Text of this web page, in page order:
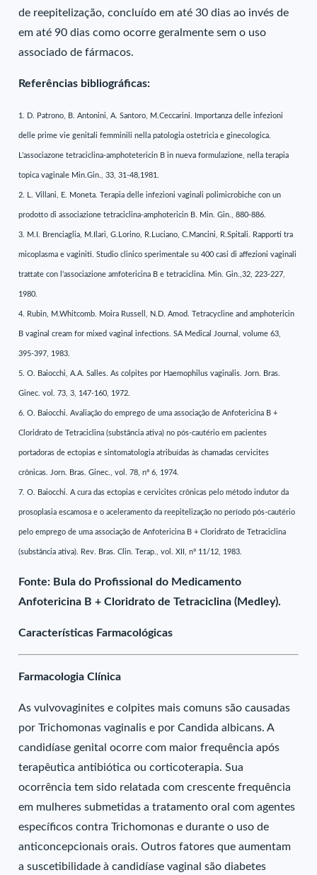
de reepitelização, concluído em até 30 dias ao invés de
em até 90 dias como ocorre geralmente sem o uso
associado de fármacos.
Referências bibliográficas:
1. D. Patrono, B. Antonini, A. Santoro, M.Ceccarini. Importanza delle infezioni
delle prime vie genitali femminili nella patologia ostetricia e ginecologica.
L’associazone tetraciclina-amphotetericin B in nueva formulazione, nella terapia
topica vaginale Min.Gin., 33, 31-48,1981.
2. L. Villani, E. Moneta. Terapia delle infezioni vaginali polimicrobiche con un
prodotto di associazione tetraciclina-amphotericin B. Min. Gin., 880-886.
3. M.I. Brenciaglia, M.Ilari, G.Lorino, R.Luciano, C.Mancini, R.Spitali. Rapporti tra
micoplasma e vaginiti. Studio clinico sperimentale su 400 casi di affezioni vaginali
trattate con l’associazione amfotericina B e tetraciclina. Min. Gin.,32, 223-227,
1980.
4. Rubin, M.Whitcomb. Moira Russell, N.D. Amod. Tetracycline and amphotericin
B vaginal cream for mixed vaginal infections. SA Medical Journal, volume 63,
395-397, 1983.
5. O. Baiocchi, A.A. Salles. As colpites por Haemophilus vaginalis. Jorn. Bras.
Ginec. vol. 73, 3, 147-160, 1972.
6. O. Baiocchi. Avaliação do emprego de uma associação de Anfotericina B +
Cloridrato de Tetraciclina (substância ativa) no pós-cautério em pacientes
portadoras de ectopias e sintomatologia atribuídas às chamadas cervicites
crônicas. Jorn. Bras. Ginec., vol. 78, nº 6, 1974.
7. O. Baiocchi. A cura das ectopias e cervicites crônicas pelo método indutor da
prosoplasia escamosa e o aceleramento da reepitelização no período pós-cautério
pelo emprego de uma associação de Anfotericina B + Cloridrato de Tetraciclina
(substância ativa). Rev. Bras. Clin. Terap., vol. XII, nº 11/12, 1983.
Fonte: Bula do Profissional do Medicamento
Anfotericina B + Cloridrato de Tetraciclina (Medley).
Características Farmacológicas
Farmacologia Clínica
As vulvovaginites e colpites mais comuns são causadas
por Trichomonas vaginalis e por Candida albicans. A
candidíase genital ocorre com maior frequência após
terapêutica antibiótica ou corticoterapia. Sua
ocorrência tem sido relatada com crescente frequência
em mulheres submetidas a tratamento oral com agentes
específicos contra Trichomonas e durante o uso de
anticoncepcionais orais. Outros fatores que aumentam
a suscetibilidade à candidíase vaginal são diabetes